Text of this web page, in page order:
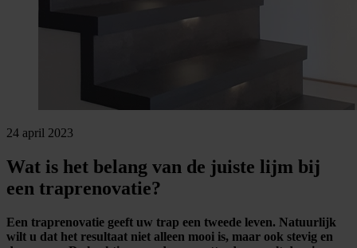
24 april 2023
Wat is het belang van de juiste lijm bij
een traprenovatie?
Een traprenovatie geeft uw trap een tweede leven. Natuurlijk
wilt u dat het resultaat niet alleen mooi is, maar ook stevig en